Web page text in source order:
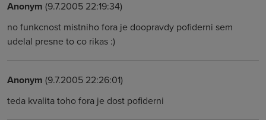
Anonym (9.7.2005 22:19:34)
no funkcnost mistniho fora je doopravdy pofiderni sem
udelal presne to co rikas :)
Anonym (9.7.2005 22:26:01)
teda kvalita toho fora je dost pofiderni